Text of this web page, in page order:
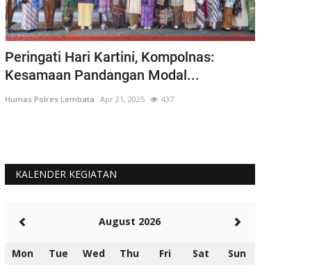
Peringati Hari Kartini, Kompolnas:
Kesamaan Pandangan Modal...
Humas Polres Lembata Apr 21, 2025 437
KALENDER KEGIATAN
August 2026
Mon Tue Wed Thu Fri Sat Sun